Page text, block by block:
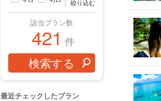
絞り込む
該当プラン数
421 件
最近チェックしたプラン